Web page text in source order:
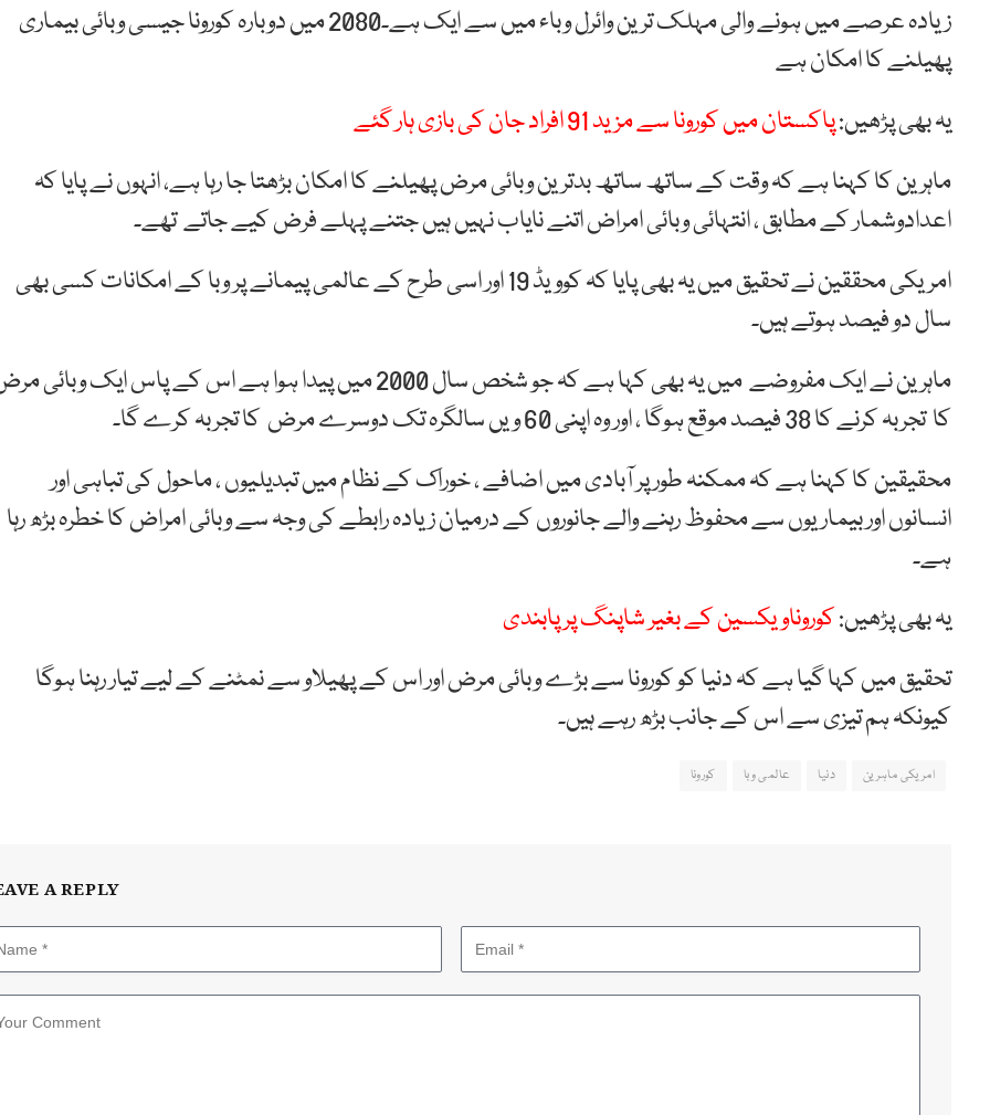
زیادہ عرصے میں ہونے والی مہلک ترین وائرل وباء میں سے ایک ہے۔2080 میں دوبارہ کورونا جیسی وبائی بیماری
پھیلنے کا امکان ہے
یہ بھی پڑھیں:پاکستان میں کورونا سے مزید 91 افراد جان کی بازی ہار گئے
ماہرین کا کہنا ہے کہ وقت کے ساتھ ساتھ بدترین وبائی مرض پھیلنے کا امکان بڑھتا جا رہا ہے، انہوں نے پایا کہ
اعدادوشمار کے مطابق ، انتہائی وبائی امراض اتنے نایاب نہیں ہیں جتنے پہلے فرض کیے جاتے تھے۔
امریکی محققین نے تحقیق میں یہ بھی پایا کہ کوویڈ 19 اور اسی طرح کے عالمی پیمانے پر وبا کے امکانات کسی بھی
سال دو فیصد ہوتے ہیں۔
ماہرین نے ایک مفروضے میں یہ بھی کہا ہے کہ جو شخص سال 2000 میں پیدا ہوا ہے اس کے پاس ایک وبائی
کا تجربہ کرنے کا 38 فیصد موقع ہوگا ، اور وہ اپنی 60 ویں سالگرہ تک دوسرے مرض کا تجربہ کرے گا۔
محقیقین کا کہنا ہے کہ ممکنہ طور پر آبادی میں اضافے ، خوراک کے نظام میں تبدیلیوں ، ماحول کی تباہی اور
انسانوں اور بیماریوں سے محفوظ رہنے والے جانوروں کے درمیان زیادہ رابطے کی وجہ سے وبائی امراض کا خطرہ بڑھ رہا
ہے۔
یہ بھی پڑھیں:کوروناویکسین کے بغیر شاپنگ پر پابندی
تحقیق میں کہا گیا ہے کہ دنیا کو کورونا سے بڑے وبائی مرض اور اس کے پھیلاو سے نمٹنے کے لیے تیار رہنا ہوگا
کیونکہ ہم تیزی سے اس کے جانب بڑھ رہے ہیں۔
امریکی ماہرین دنیا عالمی وبا کورونا
A REPLY